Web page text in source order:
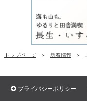
トップページ 新着情報
プライバシーポリシー